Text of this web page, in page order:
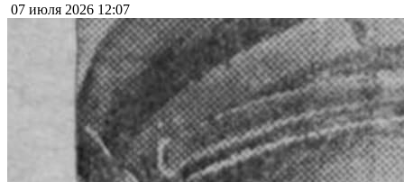
07 июля 2026 12:07